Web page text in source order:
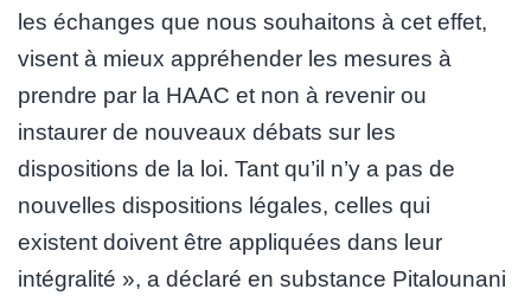
les échanges que nous souhaitons à cet effet,
visent à mieux appréhender les mesures à
prendre par la HAAC et non à revenir ou
instaurer de nouveaux débats sur les
dispositions de la loi. Tant qu’il n’y a pas de
nouvelles dispositions légales, celles qui
existent doivent être appliquées dans leur
intégralité », a déclaré en substance Pitalounani